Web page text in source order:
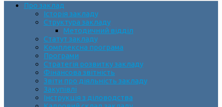
Про заклад
Історія закладу
Структура закладу
Методичний відділ
Статут закладу
Комплексна програма
Програми
Стратегія розвитку закладу
Фінансова звітність
Звіти про діяльність закладу
Закупівлі
Інструкція з діловодства